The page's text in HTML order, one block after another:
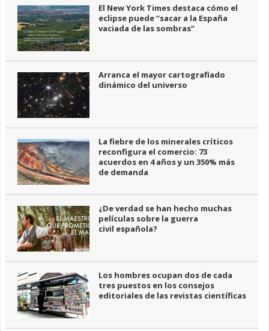
El New York Times destaca cómo el
eclipse puede “sacar a la España
vaciada de las sombras”
Arranca el mayor cartografiado
dinámico del universo
La fiebre de los minerales críticos
reconfigura el comercio: 73
acuerdos en 4 años y un 350% más
de demanda
¿De verdad se han hecho muchas
películas sobre la guerra
civil española?
Los hombres ocupan dos de cada
tres puestos en los consejos
editoriales de las revistas científicas